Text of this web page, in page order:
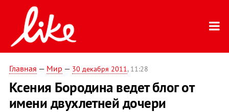
Главная — Мир — 30 декабря 2011, 11:28
Ксения Бородина ведет блог от
имени двухлетней дочери